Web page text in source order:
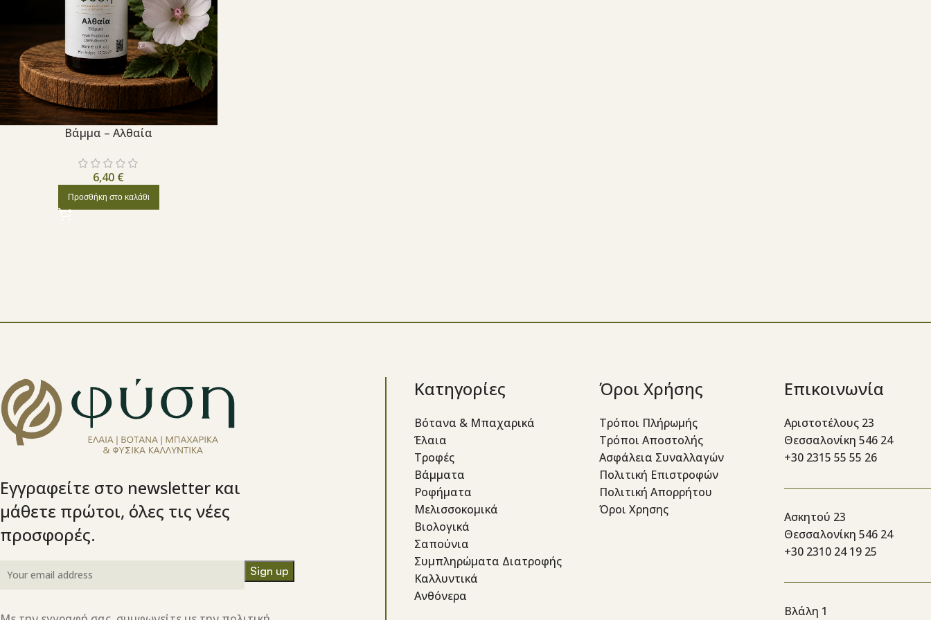
Βάμμα – Αλθαία
6,40 €
Προσθήκη στο καλάθι
Εγγραφείτε στο newsletter και
μάθετε πρώτοι, όλες τις νέες
προσφορές.
Κατηγορίες
Βότανα & Μπαχαρικά
Έλαια
Τροφές
Βάμματα
Ροφήματα
Μελισσοκομικά
Βιολογικά
Σαπούνια
Συμπληρώματα Διατροφής
Καλλυντικά
Ανθόνερα
Όροι Χρήσης
Τρόποι Πλήρωμής
Τρόποι Αποστολής
Ασφάλεια Συναλλαγών
Πολιτική Επιστροφών
Πολιτική Απορρήτου
Όροι Χρησης
Επικοινωνία
Αριστοτέλους 23
Θεσσαλονίκη 546 24
+30 2315 55 55 26
Ασκητού 23
Θεσσαλονίκη 546 24
+30 2310 24 19 25
Βλάλη 1